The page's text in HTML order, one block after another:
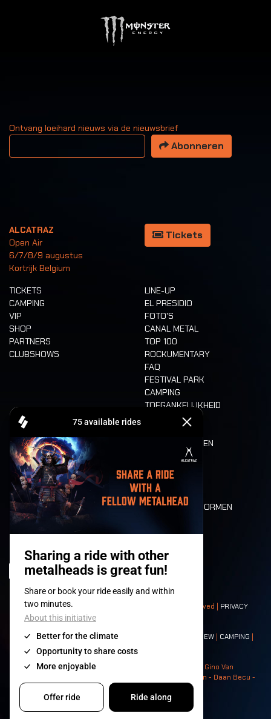
Ontvang loeihard nieuws via de nieuwsbrief
Uw email adres
Abonneren
ALCATRAZ
Open Air
6/7/8/9 augustus
Kortrijk Belgium
Tickets
TICKETS
CAMPING
VIP
SHOP
PARTNERS
CLUBSHOWS
LINE-UP
EL PRESIDIO
FOTO'S
CANAL METAL
TOP 100
ROCKUMENTARY
FAQ
FESTIVAL PARK
CAMPING
TOEGANKELIJKHEID
CASHLESS
ETEN EN DRINKEN
MOBILITEIT
LONE WOLVES
PLATTEGROND
DEATH RIDE
WAARDEN EN NORMEN
HISTORIEK
© 2008-2026- Apache Productions VZW – All rights reserved | PRIVACY
POLICY|ALGEMENE VOORWAARDEN
Contact:GENERAL| PARTNERSHIPS CREW | CAMPING |
NEIGHBOURS
Photos: Ann Kermans - Hans Van Hoof - Eliaz Bruggeman - Gino Van
Lancker - Tim Tronckoe - Elsie Roymans - Stijn Verbruggen - Daan Becu -
Claus Christa - Devid Camerlynck